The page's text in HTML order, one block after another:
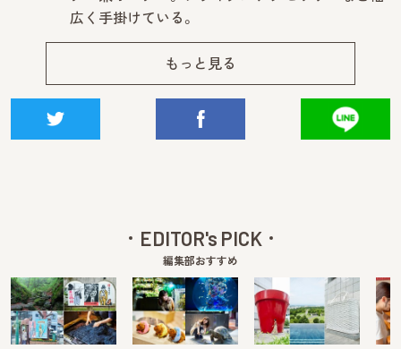
広く手掛けている。
もっと見る
EDITOR's PICK
編集部おすすめ